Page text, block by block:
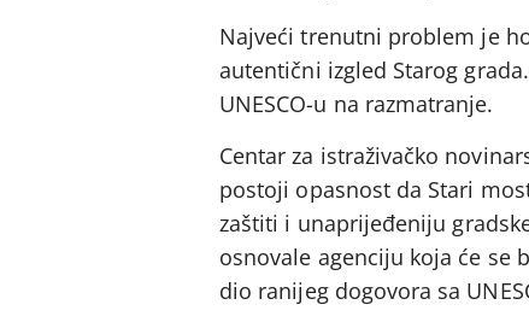
Najveći trenutni problem je
autentični izgled Starog
UNESCO-u na razmatranje.
Centar za istraživačko
postoji opasnost da Stari
zaštiti i unaprijeđeniju
osnovale agenciju koja će se
dio ranijeg dogovora sa